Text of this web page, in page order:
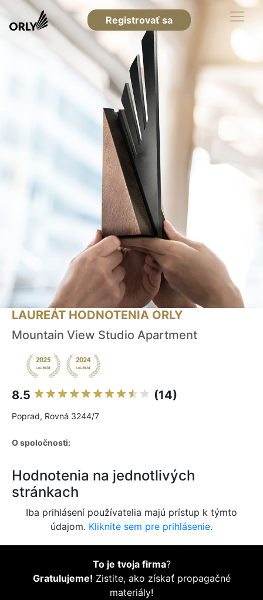
Registrovať sa
LAUREÁT HODNOTENIA ORLY
Mountain View Studio Apartment
8.5 (14)
Poprad, Rovná 3244/7
O spoločnosti:
Hodnotenia na jednotlivých
stránkach
Iba prihlásení používatelia majú prístup k týmto
údajom. Kliknite sem pre prihlásenie.
To je tvoja firma?
Gratulujeme! Zistite, ako získať propagačné
materiály!